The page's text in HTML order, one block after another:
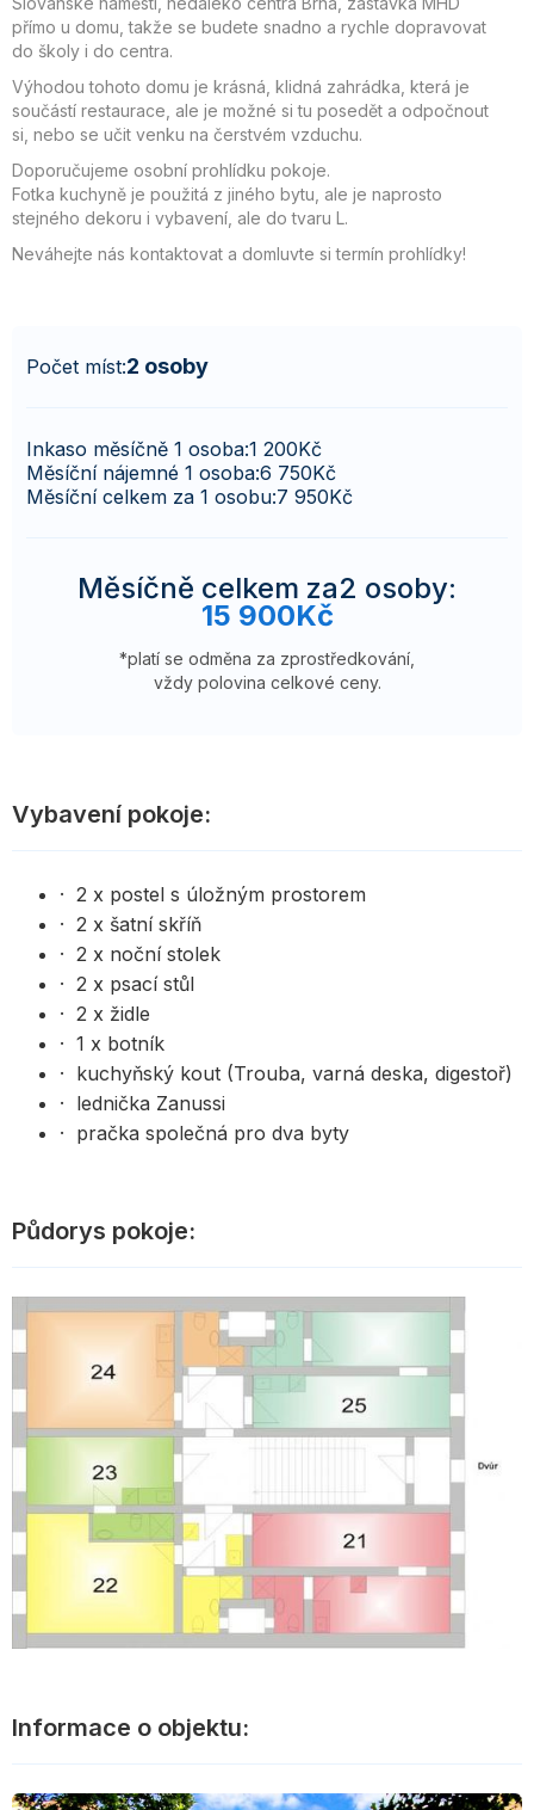
přímo u domu, takže se budete snadno a rychle dopravovat
do školy i do centra.
Výhodou tohoto domu je krásná, klidná zahrádka, která je
součástí restaurace, ale je možné si tu posedět a odpočnout
si, nebo se učit venku na čerstvém vzduchu.
Doporučujeme osobní prohlídku pokoje.
Fotka kuchyně je použitá z jiného bytu, ale je naprosto
stejného dekoru i vybavení, ale do tvaru L.
Neváhejte nás kontaktovat a domluvte si termín prohlídky!
Počet míst:2 osoby
Inkaso měsíčně 1 osoba:1 200Kč
Měsíční nájemné 1 osoba:6 750Kč
Měsíční celkem za 1 osobu:7 950Kč
Měsíčně celkem za2 osoby:
15 900Kč
*platí se odměna za zprostředkování,
vždy polovina celkové ceny.
Půdorys pokoje:
Vybavení pokoje:
· 2 x postel s úložným prostorem
· 2 x šatní skříň
· 2 x noční stolek
· 2 x psací stůl
· 2 x židle
· 1 x botník
· kuchyňský kout (Trouba, varná deska, digestoř)
· lednička Zanussi
· pračka společná pro dva byty
Informace o objektu: